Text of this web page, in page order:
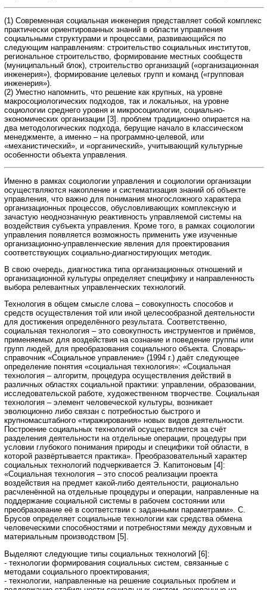
(1) Современная социальная инженерия представляет собой комплекс
практически ориентированных знаний в области управления
социальными структурами и процессами, развивающийся по
следующим направлениям: строительство социальных институтов,
региональное строительство, формирование местных сообществ
(муниципальный блок), строительство организаций («организационная
инженерия»), формирование целевых групп и команд («групповая
инженерия»).
(2) Уместно напомнить, что решение как крупных, на уровне
макросоциологических подходов, так и локальных, на уровне
социологии среднего уровня и микросоциологии, социально-
экономических организации [3]. проблем традиционно опирается на
два методологических подхода, берущие начало в классическом
менеджменте, а именно – на программно-целевой, или
«механистический», и «органический», учитывающий культурные
особенности объекта управления.
Именно в рамках социологии управления и социологии организации
осуществляются накопление и систематизация знаний об объекте
управления, что важно для понимания многосложного характера
организационных процессов, обусловливающих комплексную и
зачастую неоднозначную реактивность управляемой системы на
воздействия субъекта управления. Кроме того, в рамках социологии
управления появляется возможность применить уже изученные
организационно-управленческие явления для проектирования
соответствующих социально-диагностирующих методик.
В свою очередь, диагностика типа организационных отношений и
организационной культуры определяет специфику и направленность
выбора релевантных управленческих технологий.
Технология в общем смысле слова – совокупность способов и
средств осуществления той или иной целесообразной деятельности
для достижения определённого результата. Соответственно,
социальная технология – это совокупность инструментов и приёмов,
применяемых для воздействия на сознание и поведение группы или
групп людей, для преобразования социального объекта. Словарь-
справочник «Социальное управление» (1994 г.) даёт следующее
определение понятия «социальная технология»: «Социальная
технология – алгоритм, процедура осуществления действий в
различных областях социальной практики: управлении, образовании,
исследовательской работе, художественном творчестве. Социальная
технология – элемент человеческой культуры, возникает
эволюционно либо связан с потребностью быстрого и
крупномасштабного «тиражирования» новых видов деятельности.
Построение социальных технологий осуществляется за счёт
разделения деятельности на отдельные операции, процедуры при
условии глубокого понимания природы и специфики той области, в
которой развёртывается практика». Преобразовательный характер
социальных технологий подчеркивается Э. Капитоновым [4]:
«Социальная технология – это способ реализации проекта
воздействия на предмет какой-либо деятельности, рационально
расчленённой на отдельные процедуры и операции, направленные на
поддержание социальной системы в рабочем состоянии или
преобразование её в соответствии с заданными параметрами». С.
Брусов определяет социальные технологии как средства обмена
человеческими способностями и потребностями между духовным и
материальным производством [5].
Выделяют cледующие типы социальных технологий [6]:
- технологии формирования социальных систем, связанные с
методами социального проектирования;
- технологии, направленные на решение социальных проблем и